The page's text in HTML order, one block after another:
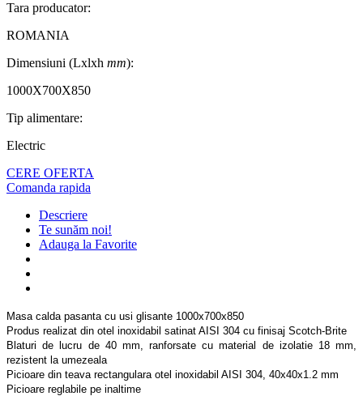
Tara producator:
ROMANIA
Dimensiuni (Lxlxh mm):
1000X700X850
Tip alimentare:
Electric
CERE OFERTA
Comanda rapida
Descriere
Te sunăm noi!
Adauga la Favorite
Masa calda pasanta cu usi glisante 1000x700x850
Produs realizat din otel inoxidabil satinat AISI 304 cu finisaj Scotch-Brite
Blaturi de lucru de 40 mm, ranforsate cu material de izolatie 18 mm,
rezistent la umezeala
Picioare din teava rectangulara otel inoxidabil AISI 304, 40x40x1.2 mm
Picioare reglabile pe inaltime